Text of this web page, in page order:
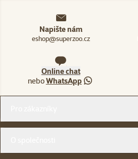
Napište nám
eshop@superzoo.cz
Online chat
neboWhatsApp